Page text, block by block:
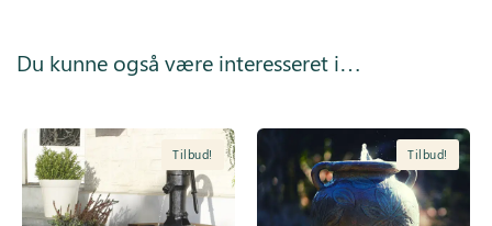
Du kunne også være interesseret i…
Tilbud! Tilbud!